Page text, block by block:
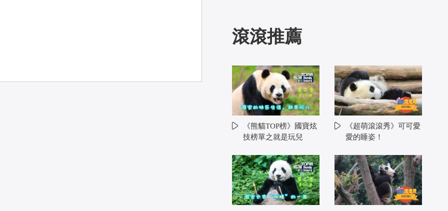
滾滾推薦
《熊貓TOP榜》國寶炫
技榜單之就是玩兒
《超萌滾滾秀》可可愛
愛的睡姿！